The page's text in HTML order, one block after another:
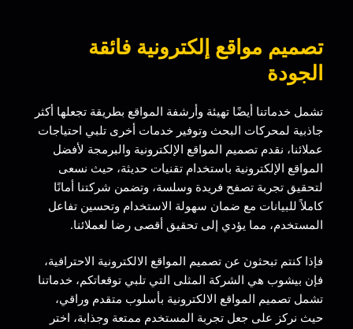
تصميم مواقع إلكترونية فائقة
الجودة
تشمل خدماتنا أيضًا تهيئة وأرشفة المواقع بطريقة تجعلها أكثر
جاذبية لمحركات البحث وتوفير خدمات أخرى تلبي احتياجات
عملائنا، نقدم تصميم المواقع الإلكترونية والبرمجة لأفضل
المواقع الإلكترونية باستخدام تقنيات حديثة، حيث نسعى
لتحقيق تجربة تصفح فريدة وسلسة، وتضمن شركتنا أمانًا
كاملاً للبيانات مع ضمان سهولة الاستخدام وتحسين تفاعل
المستخدم، مما يؤدي إلى تحقيق أقصى رضا لعملائنا.
فإذا كنتم تبحثون عن تصميم المواقع الالكترونية الاحترافية،
فإن بيشوب هي الشركة المثلى التي تلبي توقعاتكم، خدماتنا
تشمل تصميم المواقع الالكترونية بأسلوب متقدم وراقي،
حيث نركز على جعل تجربة المستخدم ممتعة وجذابة، اختر